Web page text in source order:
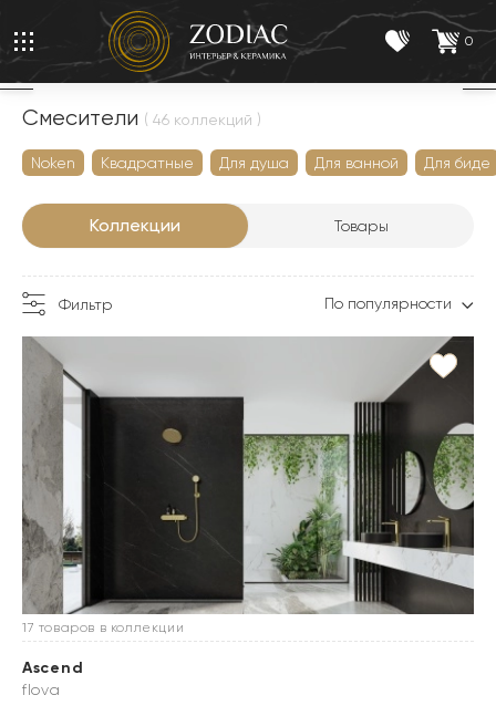
0
Смесители ( 46 коллекций )
Noken Квадратные Для душа Для ванной Для биде
Коллекции Товары
Фильтр По популярности
17 товаров в коллекции
Ascend
flova